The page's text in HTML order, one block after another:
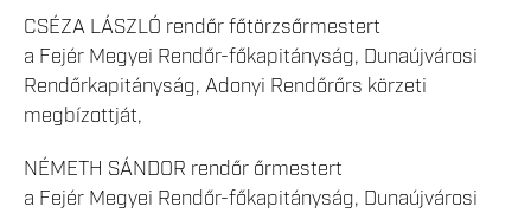
CSÉZA LÁSZLÓ rendőr főtörzsőrmestert
a Fejér Megyei Rendőr-főkapitányság, Dunaújvárosi
Rendőrkapitányság, Adonyi Rendőrőrs körzeti
megbízottját,
NÉMETH SÁNDOR rendőr őrmestert
a Fejér Megyei Rendőr-főkapitányság, Dunaújvárosi